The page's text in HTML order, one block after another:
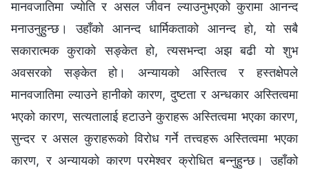
मानवजातिमा ज्योति र असल जीवन ल्याउनुभएको कुरामा आनन्द
मनाउनुहुन्छ। उहाँको आनन्द धार्मिकताको आनन्द हो, यो सबै
सकारात्मक कुराको सङ्केत हो, त्यसभन्दा अझ बढी यो शुभ
अवसरको सङ्केत हो। अन्यायको अस्तित्व र हस्तक्षेपले
मानवजातिमा ल्याउने हानीको कारण, दुष्‍टता र अन्धकार अस्तित्वमा
भएको कारण, सत्यतालाई हटाउने कुराहरू अस्तित्वमा भएका कारण,
सुन्दर र असल कुराहरूको विरोध गर्ने तत्त्वहरू अस्तित्वमा भएका
कारण, र अन्यायको कारण परमेश्‍वर क्रोधित बन्‍नुहुन्छ। उहाँको